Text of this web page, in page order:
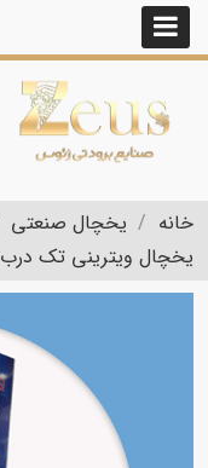
خانه یخچال صنعتی
یخچال ویترینی تک درب